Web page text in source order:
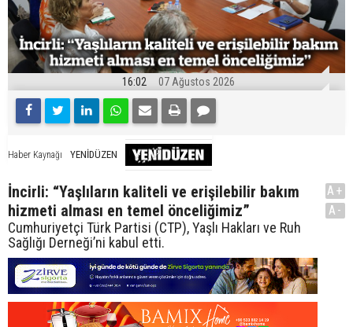
16:02 07 Ağustos 2026
Haber Kaynağı YENİDÜZEN
İncirli: “Yaşlıların kaliteli ve erişilebilir bakım
hizmeti alması en temel önceliğimiz”
Cumhuriyetçi Türk Partisi (CTP), Yaşlı Hakları ve Ruh
Sağlığı Derneği’ni kabul etti.
A+
A-